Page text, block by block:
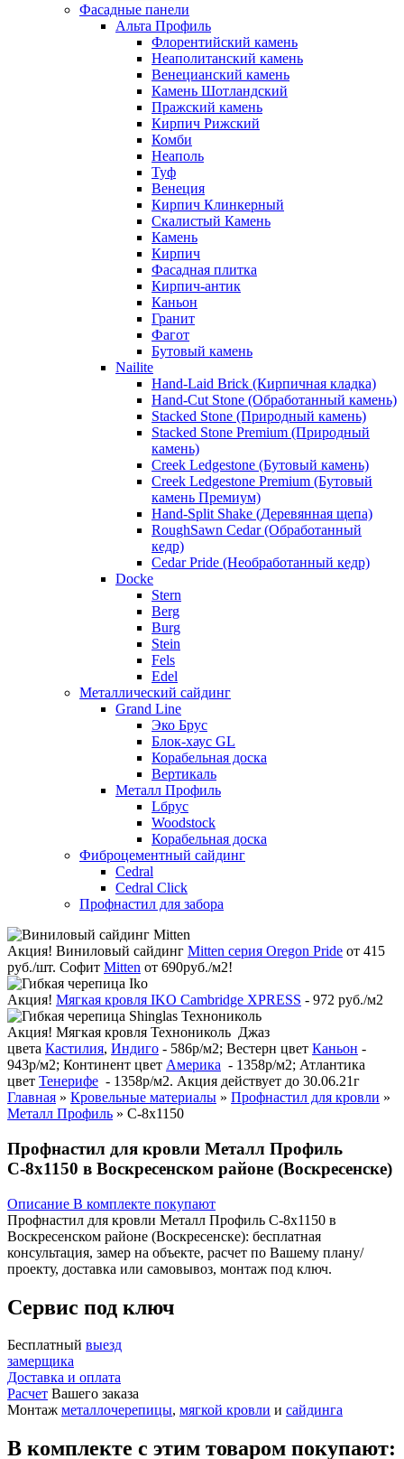
Фасадные панели
Альта Профиль
Флорентийский камень
Неаполитанский камень
Венецианский камень
Камень Шотландский
Пражский камень
Кирпич Рижский
Комби
Неаполь
Туф
Венеция
Кирпич Клинкерный
Скалистый Камень
Камень
Кирпич
Фасадная плитка
Кирпич-антик
Каньон
Гранит
Фагот
Бутовый камень
Nailite
Hand-Laid Brick (Кирпичная кладка)
Hand-Cut Stone (Обработанный камень)
Stacked Stone (Природный камень)
Stacked Stone Premium (Природный
камень)
Creek Ledgestone (Бутовый камень)
Creek Ledgestone Premium (Бутовый
камень Премиум)
Hand-Split Shake (Деревянная щепа)
RoughSawn Cedar (Обработанный
кедр)
Cedar Pride (Необработанный кедр)
Docke
Stern
Berg
Burg
Stein
Fels
Edel
Металлический сайдинг
Grand Line
Эко Брус
Блок-хаус GL
Корабельная доска
Вертикаль
Металл Профиль
Lбрус
Woodstock
Корабельная доска
Фиброцементный сайдинг
Cedral
Cedral Click
Профнастил для забора
Акция! Виниловый сайдинг Mitten серия Oregon Pride от 415
руб./шт. Софит Mitten от 690руб./м2!
Акция! Мягкая кровля IKO Cambridge XPRESS - 972 руб./м2
Акция! Мягкая кровля Технониколь Джаз
цвета Кастилия, Индиго - 586р/м2; Вестерн цвет Каньон -
943р/м2; Континент цвет Америка - 1358р/м2; Атлантика
цвет Тенерифе - 1358р/м2. Акция действует до 30.06.21г
Главная » Кровельные материалы » Профнастил для кровли »
Металл Профиль » С-8х1150
Профнастил для кровли Металл Профиль
С-8х1150 в Воскресенском районе (Воскресенске)
Описание В комплекте покупают
Профнастил для кровли Металл Профиль С-8х1150 в
Воскресенском районе (Воскресенске): бесплатная
консультация, замер на объекте, расчет по Вашему плану/
проекту, доставка или самовывоз, монтаж под ключ.
Сервис под ключ
Бесплатный выезд
замерщика
Доставка и оплата
Расчет Вашего заказа
Монтаж металлочерепицы, мягкой кровли и сайдинга
В комплекте с этим товаром покупают: